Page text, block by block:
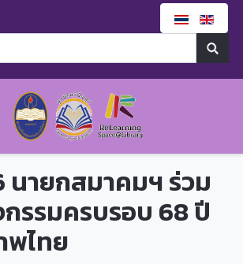
นายกสมาคมฯ ร่วม
รรมครบรอบ 68 ปี
ไทย